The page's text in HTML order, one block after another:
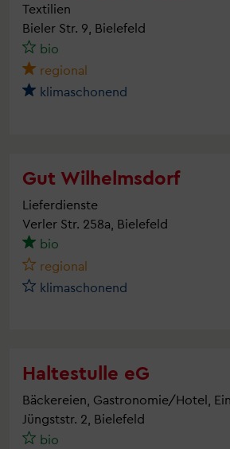
Textilien
Bieler Str. 9, Bielefeld
bio
regional
klimaschonend
Gut Wilhelmsdorf
Lieferdienste
Verler Str. 258a, Bielefeld
bio
regional
klimaschonend
Haltestulle eG
Bäckereien, Gastronomie/Hotel,
Jüngststr. 2, Bielefeld
bio